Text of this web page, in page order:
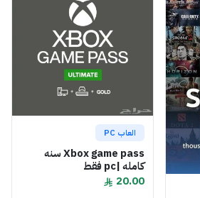
العاب PC
Xbox game pass سنه
كامله |pc فقط
20.00